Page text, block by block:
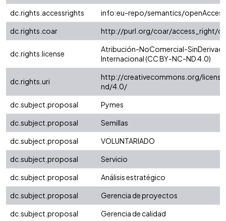
dc.rights.accessrights
info:eu-repo/semantics/openAccess
dc.rights.coar
http://purl.org/coar/access_right/
dc.rights.license
Atribución-NoComercial-
Internacional (CC BY-NC-ND 4.0)
dc.rights.uri
http://creativecommons.org/
nd/4.0/
dc.subject.proposal
Pymes
dc.subject.proposal
Semillas
dc.subject.proposal
VOLUNTARIADO
dc.subject.proposal
Servicio
dc.subject.proposal
Análisis estratégico
dc.subject.proposal
Gerencia de proyectos
dc.subject.proposal
Gerencia de calidad